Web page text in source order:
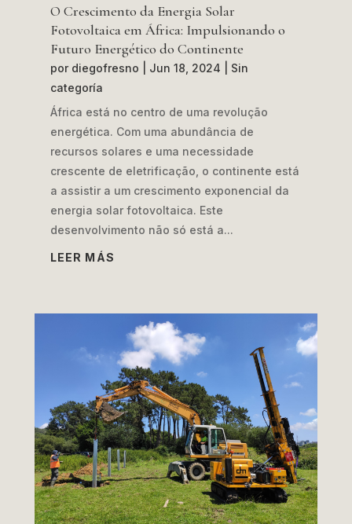
O Crescimento da Energia Solar
Fotovoltaica em África: Impulsionando o
Futuro Energético do Continente
por diegofresno Jun 18, 2024
Sin
categoría
África está no centro de uma revolução
energética. Com uma abundância de
recursos solares e uma necessidade
crescente de eletrificação, o continente está
a assistir a um crescimento exponencial da
energia solar fotovoltaica. Este
desenvolvimento não só está a...
LEER MÁS